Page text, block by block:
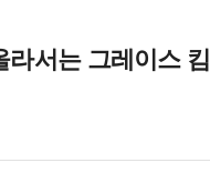
라서는 그레이스 킴